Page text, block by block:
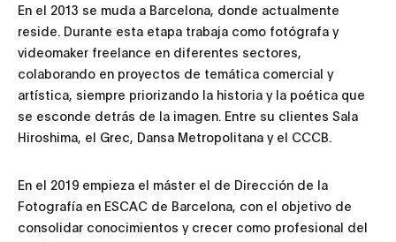
En el 2013 se muda a Barcelona, donde actualmente
reside. Durante esta etapa trabaja como fotógrafa y
videomaker freelance en diferentes sectores,
colaborando en proyectos de temática comercial y
artística, siempre priorizando la historia y la poética que
se esconde detrás de la imagen. Entre su clientes Sala
Hiroshima, el Grec, Dansa Metropolitana y el CCCB.
En el 2019 empieza el máster el de Dirección de la
Fotografía en ESCAC de Barcelona, con el objetivo de
consolidar conocimientos y crecer como profesional del